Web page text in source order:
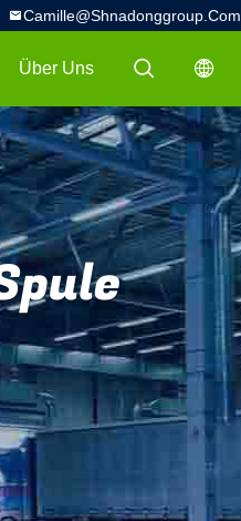
Camille@shnadonggroup.com
描述
描述
Über Uns